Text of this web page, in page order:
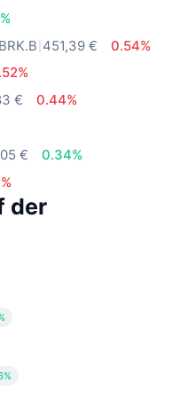
BRK.B 451,39 €
0.54%
€
0.44%
€
0.34%
der